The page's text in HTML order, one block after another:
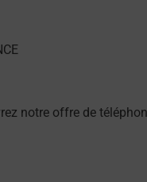
notre offre de